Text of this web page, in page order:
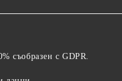
съобразен с GDPR.